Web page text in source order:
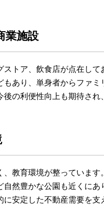
業施設
トア、飲食店が点在して
もあり、単身者からファ
の利便性向上も期待され
教育環境が整っています。
然豊かな公園も近くにあ
安定した不動産需要を支